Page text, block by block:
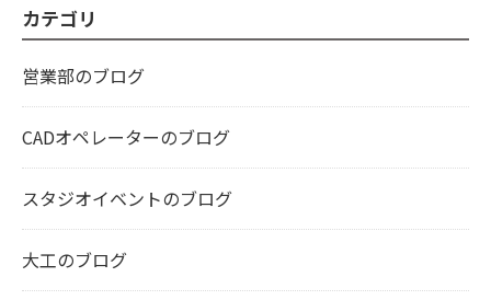
カテゴリ
営業部のブログ
CADオペレーターのブログ
スタジオイベントのブログ
大工のブログ